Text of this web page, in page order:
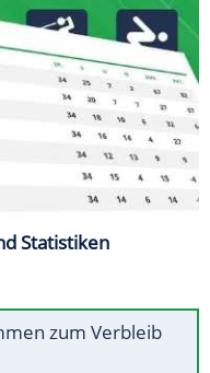
Statistiken
zum Verbleib